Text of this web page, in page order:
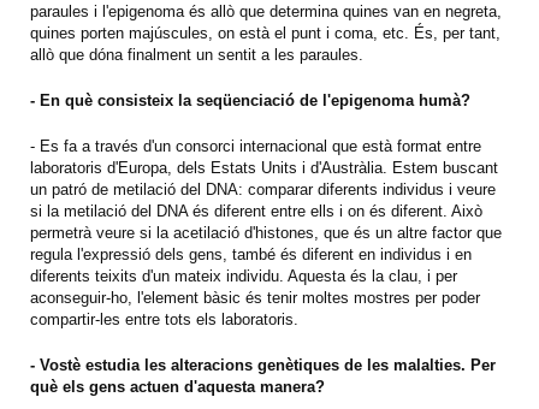
paraules i l'epigenoma és allò que determina quines van en negreta,
quines porten majúscules, on està el punt i coma, etc. És, per tant,
allò que dóna finalment un sentit a les paraules.
- En què consisteix la seqüenciació de l'epigenoma humà?
- Es fa a través d'un consorci internacional que està format entre
laboratoris d'Europa, dels Estats Units i d'Austràlia. Estem buscant
un patró de metilació del DNA: comparar diferents individus i veure
si la metilació del DNA és diferent entre ells i on és diferent. Això
permetrà veure si la acetilació d'histones, que és un altre factor que
regula l'expressió dels gens, també és diferent en individus i en
diferents teixits d'un mateix individu. Aquesta és la clau, i per
aconseguir-ho, l'element bàsic és tenir moltes mostres per poder
compartir-les entre tots els laboratoris.
- Vostè estudia les alteracions genètiques de les malalties. Per
què els gens actuen d'aquesta manera?